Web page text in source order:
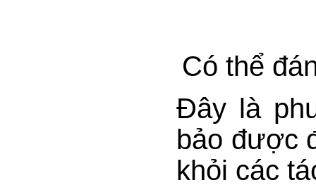
Có thể
Đây là
bảo được
khỏi các